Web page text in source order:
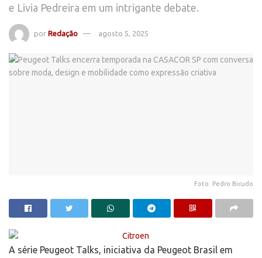
e Livia Pedreira em um intrigante debate.
por Redação agosto 5, 2025
Foto: Pedro Bicudo
A série Peugeot Talks, iniciativa da Peugeot Brasil em